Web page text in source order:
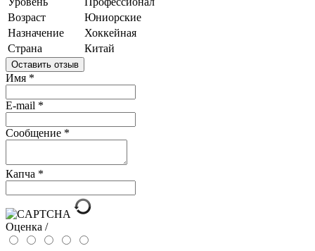
Возраст
Юниорские
Назначение
Хоккейная
Страна
Китай
Оставить отзыв
Имя *
E-mail *
Сообщение *
Капча *
Оценка /